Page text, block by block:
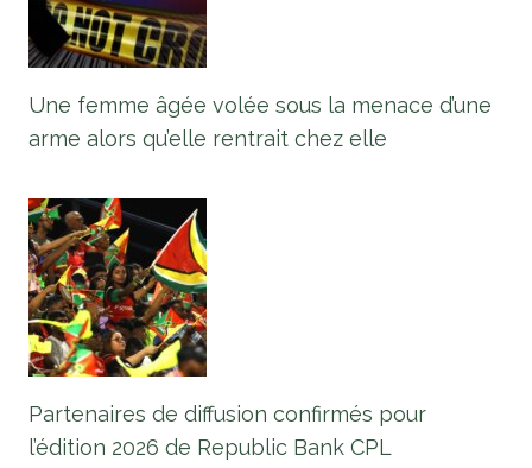
Une femme âgée volée sous la menace d’une
arme alors qu’elle rentrait chez elle
Partenaires de diffusion confirmés pour
l’édition 2026 de Republic Bank CPL